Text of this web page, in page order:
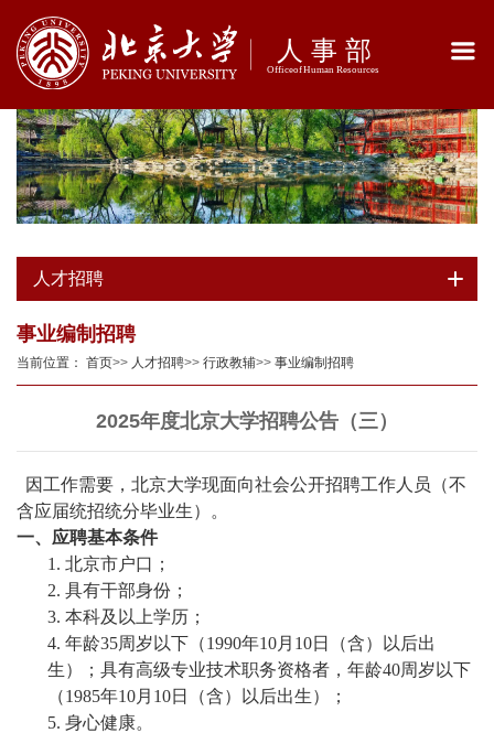
人才招聘
事业编制招聘
当前位置： 首页>> 人才招聘>> 行政教辅>> 事业编制招聘
2025年度北京大学招聘公告（三）
因工作需要，北京大学现面向社会公开招聘工作人员（不
含应届统招统分毕业生）。
一、应聘基本条件
1. 北京市户口；
2. 具有干部身份；
3. 本科及以上学历；
4. 年龄35周岁以下（1990年10月10日（含）以后出
生）；具有高级专业技术职务资格者，年龄40周岁以下
（1985年10月 10日 （含）
以后出生）；
5. 身心健康。